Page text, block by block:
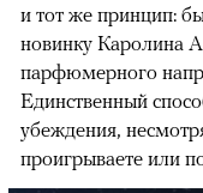
и тот же принцип:
новинку Каролина
парфюмерного
Единственный
убеждения,
проигрываете или